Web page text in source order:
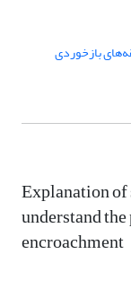
بازخوردی
Explanation
understand
encroachment